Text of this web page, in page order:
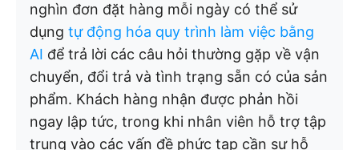
nghìn đơn đặt hàng mỗi ngày có thể sử
dụng tự động hóa quy trình làm việc bằng
AI để trả lời các câu hỏi thường gặp về vận
chuyển, đổi trả và tình trạng sẵn có của sản
phẩm. Khách hàng nhận được phản hồi
ngay lập tức, trong khi nhân viên hỗ trợ tập
trung vào các vấn đề phức tạp cần sự hỗ